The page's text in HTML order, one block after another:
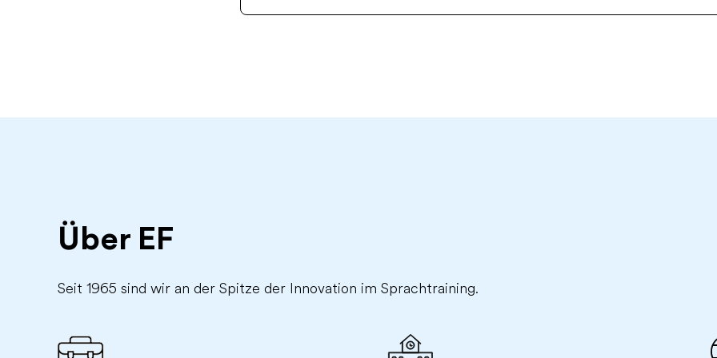
Über EF
Seit 1965 sind wir an der Spitze der Innovation im Sprachtraining.